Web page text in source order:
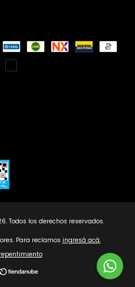
Todos los derechos reservados.
Para reclamos ingresá acá.